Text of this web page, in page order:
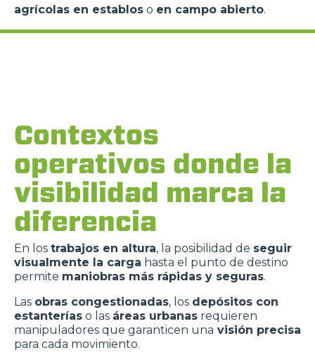
agrícolas en establos o en campo abierto.
Contextos
operativos donde la
visibilidad marca la
diferencia
En los trabajos en altura, la posibilidad de seguir
visualmente la carga hasta el punto de destino
permite maniobras más rápidas y seguras.
Las obras congestionadas, los depósitos con
estanterías o las áreas urbanas requieren
manipuladores que garanticen una visión precisa
para cada movimiento.